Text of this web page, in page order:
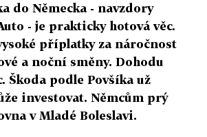
do Německa - navzdory
- je prakticky hotová věc.
příplatky za náročnost
a noční směny. Dohodu
Škoda podle Povšíka už
investovat. Němcům prý
v Mladé Boleslavi.